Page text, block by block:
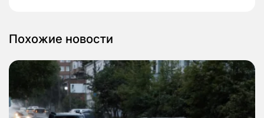
Похожие новости